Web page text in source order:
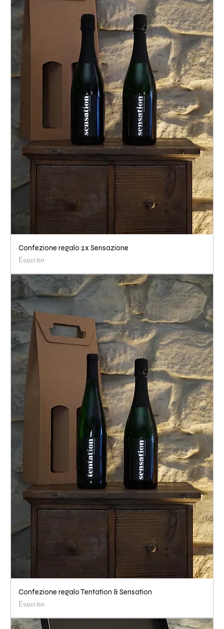
Confezione regalo 2x Sensazione
Esaurito
Confezione regalo Tentation & Sensation
Esaurito